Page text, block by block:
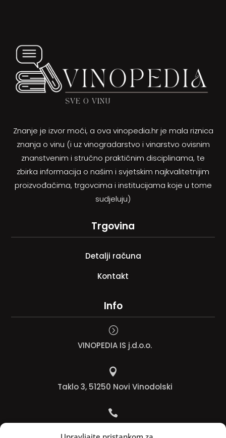
Znanje je izvor moći, a ova vinopedia.hr je mala riznica
znanja o vinu (i uz vinogradarstvo i vinarstvo ovisnim
znanstvenim i stručno praktičnim disciplinama, te
zbirka informacija o našim i svjetskim najkvalitetnijim
proizvođačima, trgovcima i institucijama koje u tome
sudjeluju)
Trgovina
Detalji računa
Kontakt
Info
=
VINOPEDIA IS j.d.o.o.

Taklo 3, 51250 Novi Vinodolski
